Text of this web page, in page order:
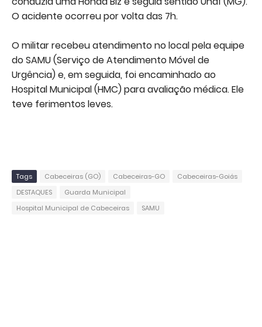
O acidente ocorreu por volta das 7h.
O militar recebeu atendimento no local pela equipe
do SAMU (Serviço de Atendimento Móvel de
Urgência) e, em seguida, foi encaminhado ao
Hospital Municipal (HMC) para avaliação médica. Ele
teve ferimentos leves.
Tags Cabeceiras (GO) Cabeceiras-GO
Cabeceiras-Goiás
DESTAQUES
Guarda Municipal
Hospital Municipal de Cabeceiras
SAMU